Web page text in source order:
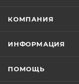
КОМПАНИЯ
ИНФОРМАЦИЯ
ПОМОЩЬ